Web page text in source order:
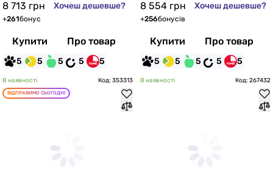
8 713 грн Хочеш дешевше?
+261бонус
Купити Про товар
5 5 5 5 5
8 554 грн Хочеш дешевше?
+256бонусів
Купити Про товар
5 5 5 5 5
В наявності Код: 353313
ВІДПРАВИМО СЬОГОДНІ
В наявності Код: 267432